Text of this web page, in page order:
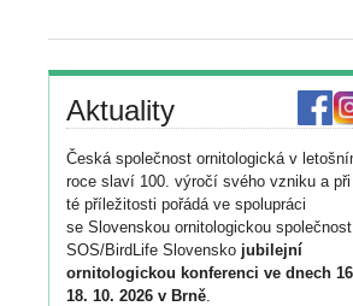
Aktuality
Česká společnost ornitologická v
roce slaví 100. výročí svého vzniku a při
té příležitosti pořádá ve spolupráci
se Slovenskou ornitologickou
SOS/BirdLife Slovensko jubilejní
ornitologickou konferenci ve dnech
18. 10. 2026 v Brně